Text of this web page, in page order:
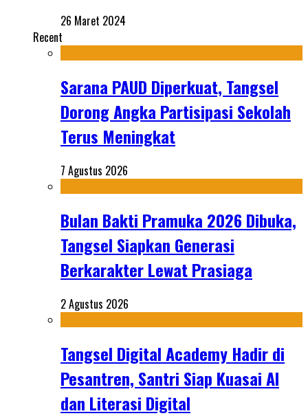
26 Maret 2024
Recent
Sarana PAUD Diperkuat, Tangsel
Dorong Angka Partisipasi Sekolah
Terus Meningkat
7 Agustus 2026
Bulan Bakti Pramuka 2026 Dibuka,
Tangsel Siapkan Generasi
Berkarakter Lewat Prasiaga
2 Agustus 2026
Tangsel Digital Academy Hadir di
Pesantren, Santri Siap Kuasai AI
dan Literasi Digital